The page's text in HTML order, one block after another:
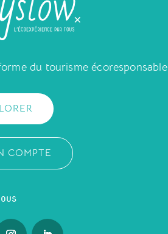
du tourisme écoresponsable
COMPTE